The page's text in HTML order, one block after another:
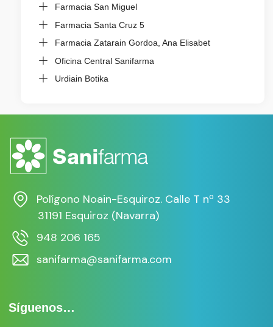
Farmacia San Miguel
Farmacia Santa Cruz 5
Farmacia Zatarain Gordoa, Ana Elisabet
Oficina Central Sanifarma
Urdiain Botika
Polígono Noain-Esquiroz. Calle T nº 33
31191 Esquiroz (Navarra)
948 206 165
sanifarma@sanifarma.com
Síguenos…